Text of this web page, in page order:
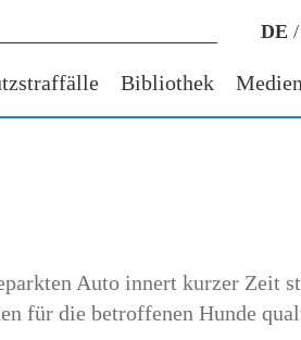
DE /
Bibliothek Medien
Auto innert kurzer Zeit
für die betroffenen Hunde